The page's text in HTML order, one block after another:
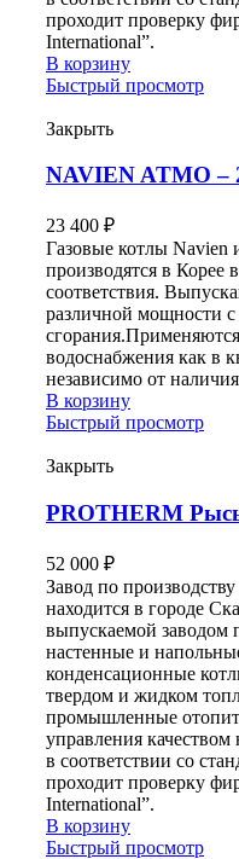
проходит проверку
International”.
В корзину
Быстрый просмотр
Закрыть
NAVIEN ATMO –
23 400 ₽
Газовые котлы Navien
производятся в Корее
соответствия.
различной мощности
водоснабжения как в
независимо от
В корзину
Быстрый просмотр
Закрыть
PROTHERM
52 000 ₽
Завод по
находится в городе
выпускаемой заводом
настенные и
конденсационные
твердом и жидком
промышленные
управления качеством
в соответствии со
проходит проверку
International”.
В корзину
Быстрый просмотр